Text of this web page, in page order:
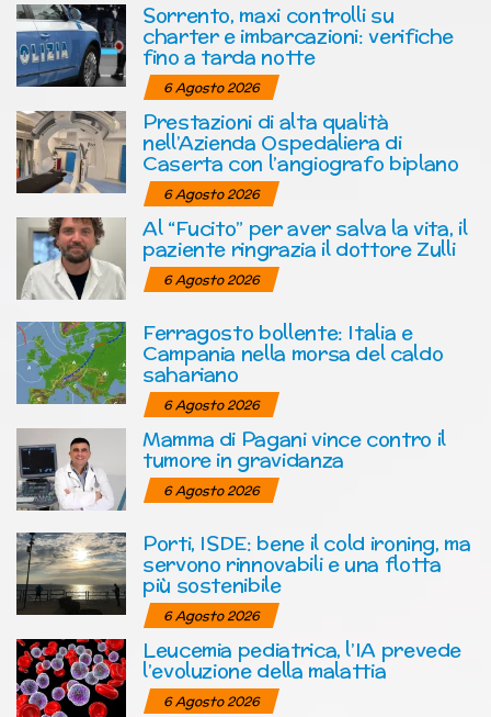
Sorrento, maxi controlli su
charter e imbarcazioni: verifiche
fino a tarda notte
6 Agosto 2026
Prestazioni di alta qualità
nell’Azienda Ospedaliera di
Caserta con l’angiografo biplano
6 Agosto 2026
Al “Fucito” per aver salva la vita, il
paziente ringrazia il dottore Zulli
6 Agosto 2026
Ferragosto bollente: Italia e
Campania nella morsa del caldo
sahariano
6 Agosto 2026
Mamma di Pagani vince contro il
tumore in gravidanza
6 Agosto 2026
Porti, ISDE: bene il cold ironing, ma
servono rinnovabili e una flotta
più sostenibile
6 Agosto 2026
Leucemia pediatrica, l’IA prevede
l’evoluzione della malattia
6 Agosto 2026